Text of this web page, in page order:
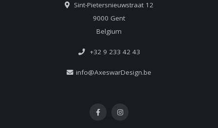
Sint-Pietersnieuwstraat 12
9000 Gent
Belgium
+32 9 233 42 43
info@AxeswarDesign.be